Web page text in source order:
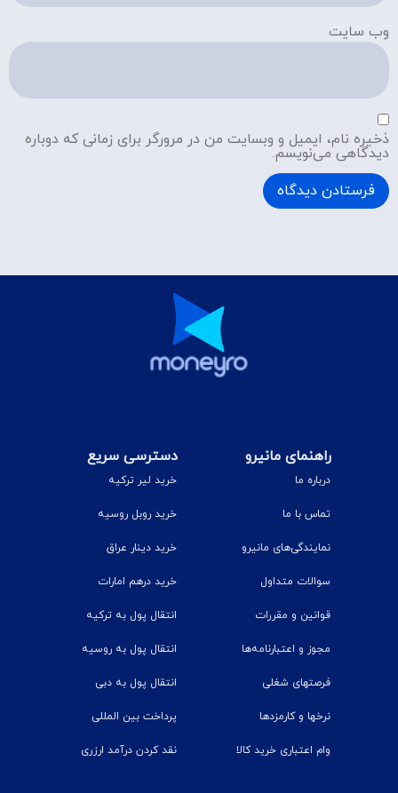
وب‌ سایت
ذخیره نام، ایمیل و وبسایت من در مرورگر برای زمانی که دوباره
دیدگاهی می‌نویسم.
راهنمای مانیرو
درباره ما
تماس با ما
نمایندگی‌های مانیرو
سوالات متداول
قوانین و مقررات
مجوز و اعتبارنامه‌ها
فرصتهای شغلی
نرخ‎ها و کارمزدها
وام اعتباری خرید کالا
دسترسی سریع
خرید لیر ترکیه
خرید روبل روسیه
خرید دینار عراق
خرید درهم امارات
انتقال پول به ترکیه
انتقال پول به روسیه
انتقال پول به دبی
پرداخت بین المللی
نقد کردن درآمد ارزری